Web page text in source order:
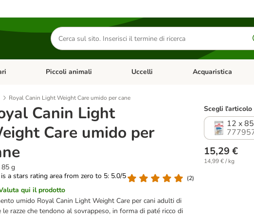
Cerca
prodotti
Apri Menu Categoria: Diete e antiparassitari
Piccoli animali Apri Menu Categoria: Piccoli animali
Uccelli Apri Menu Categoria:
Acquaristica
Royal Canin Light Weight Care umido per cane
Canin Light
Care umido per
85 g
a stars rating area from zero to 5: 5.0/5
(2)
qui il prodotto
umido Royal Canin Light Weight Care per cani adulti di
razze che tendono al sovrappeso, in forma di paté ricco di
Scegli
12 x
15,29 €
14,99 € / kg